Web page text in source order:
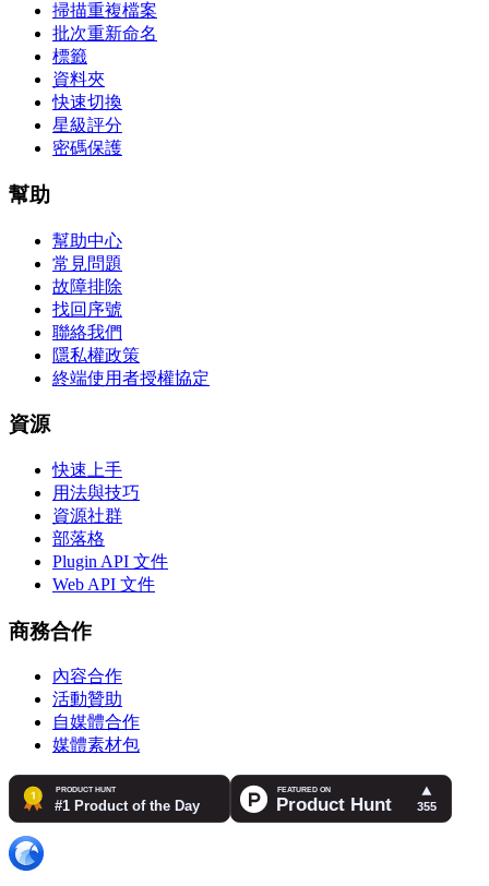
掃描重複檔案
批次重新命名
標籤
資料夾
快速切換
星級評分
密碼保護
幫助
幫助中心
常見問題
故障排除
找回序號
聯絡我們
隱私權政策
終端使用者授權協定
資源
快速上手
用法與技巧
資源社群
部落格
Plugin API 文件
Web API 文件
商務合作
內容合作
活動贊助
自媒體合作
媒體素材包